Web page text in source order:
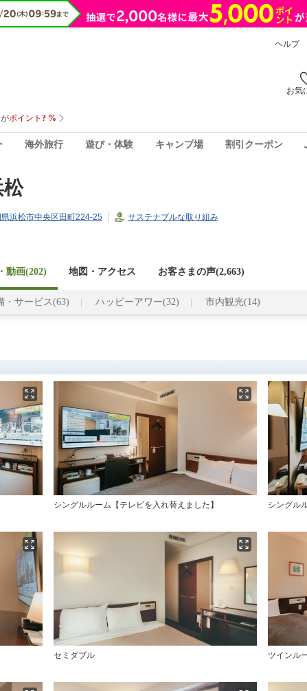
ヘルプ
お気
海外旅行 遊び・体験 キャンプ場 割引クーポン
浜松市中央区田町224-25 サステナブルな取り組み
動画(202) 地図・アクセス お客さまの声(2,663)
・サービス(63) ハッピーアワー(32) 市内観光(14)
シングルルーム【テレビを入れ替えました】 シングル
セミダブル ツインル